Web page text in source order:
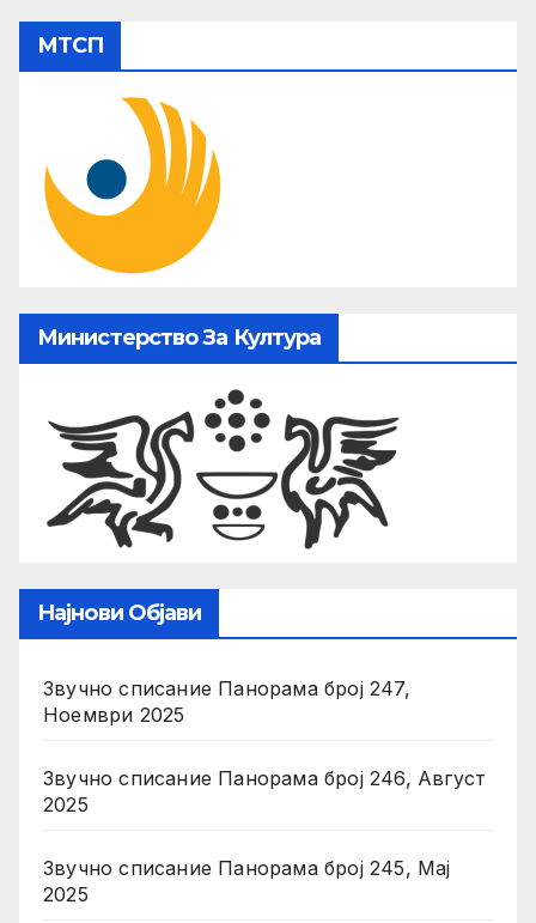
МТСП
Министерство За Култура
Најнови Објави
Звучно списание Панорама број 247,
Ноември 2025
Звучно списание Панорама број 246, Август
2025
Звучно списание Панорама број 245, Мај
2025